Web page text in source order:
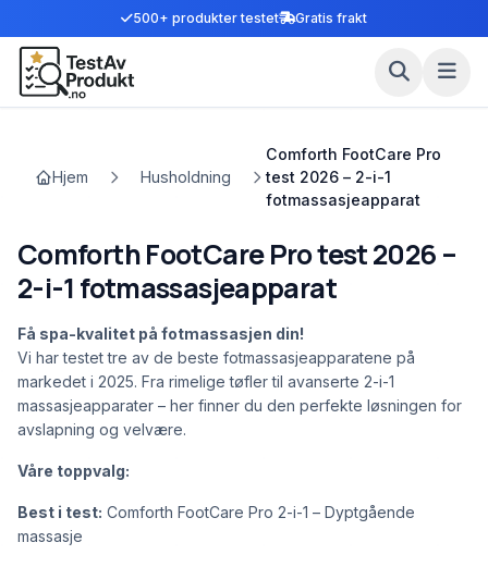
500+ produkter testet Gratis frakt
Hjem Husholdning
Comforth FootCare Pro
test 2026 – 2-i-1
fotmassasjeapparat
Comforth FootCare Pro test 2026 –
2-i-1 fotmassasjeapparat
Få spa-kvalitet på fotmassasjen din!
Vi har testet tre av de beste fotmassasjeapparatene på
markedet i 2025. Fra rimelige tøfler til avanserte 2-i-1
massasjeapparater – her finner du den perfekte løsningen for
avslapning og velvære.
Våre toppvalg:
Best i test: Comforth FootCare Pro 2-i-1 – Dyptgående
massasje